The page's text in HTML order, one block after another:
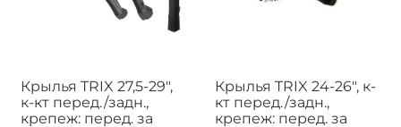
Крылья TRIX 27,5-29",
к-кт перед./задн.,
крепеж: перед. за
Крылья TRIX 24-26", к-
кт перед./задн.,
крепеж: перед. за